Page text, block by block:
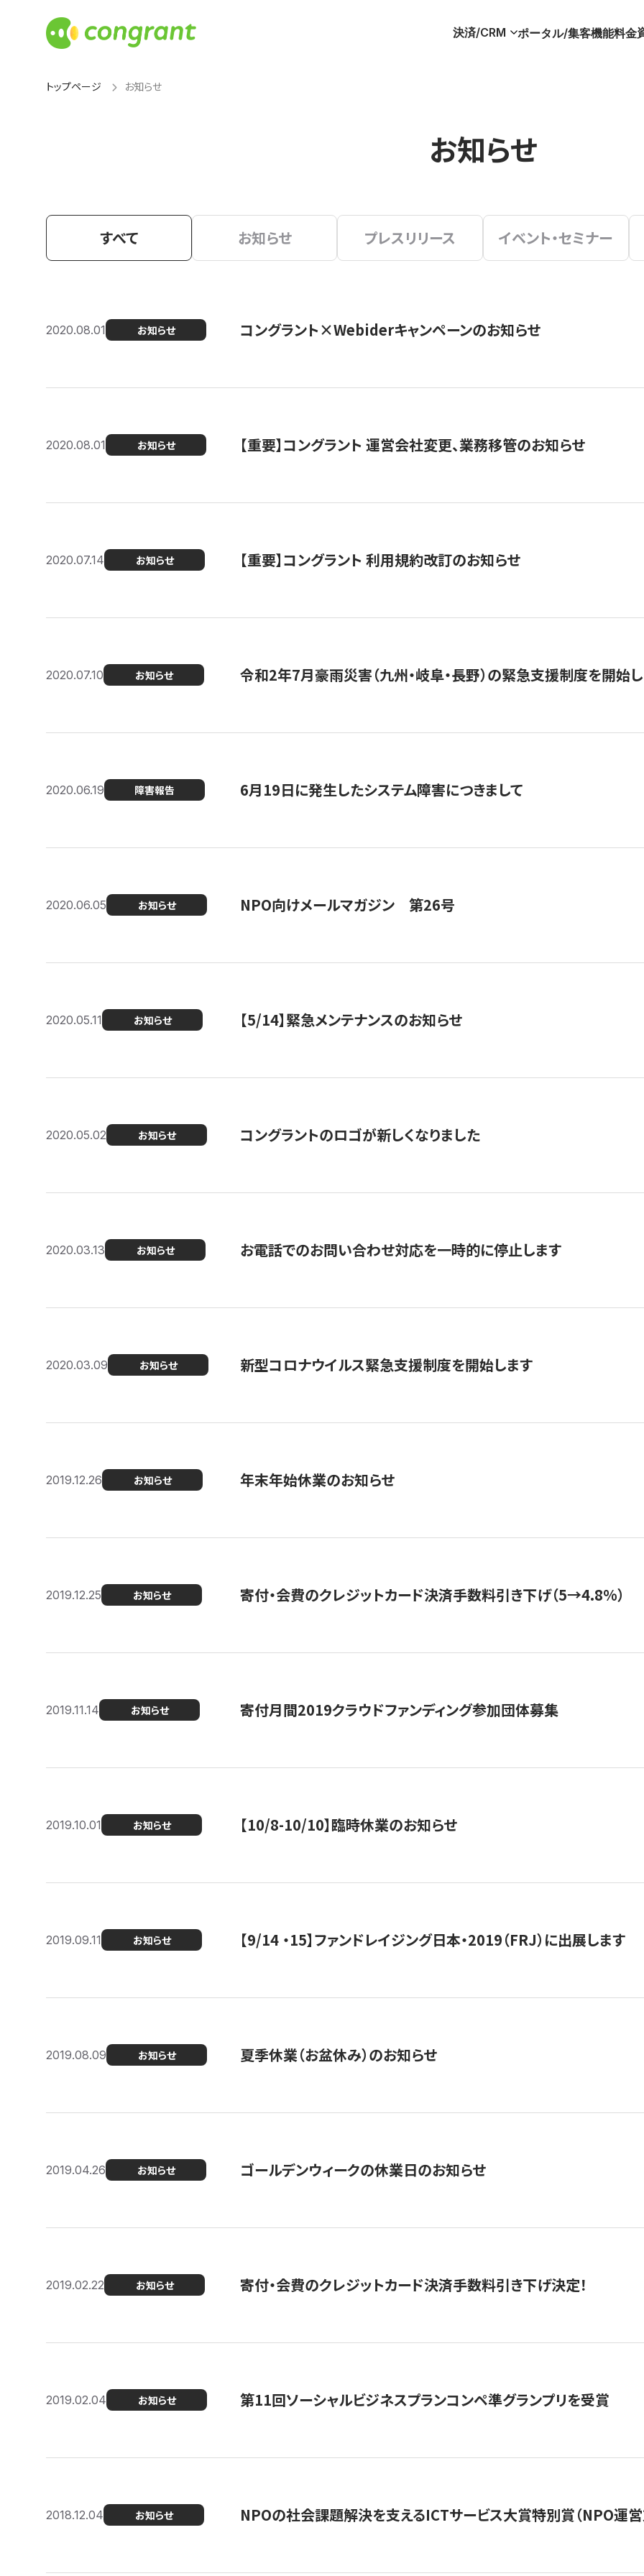
決済/CRM ポータル/集客機能料金
トップページ お知らせ
お知らせ
すべて お知らせ プレスリリース イベント・セミナー
2020.08.01 お知らせ コングラント×Webiderキャンペーンのお知らせ
2020.08.01 お知らせ 【重要】コングラント 運営会社変更、業務移管のお知らせ
2020.07.14 お知らせ 【重要】コングラント 利用規約改訂のお知らせ
2020.07.10 お知らせ 令和2年7月豪雨災害（九州・岐阜・長野）の緊急支援制度を開始
2020.06.19 障害報告 6月19日に発生したシステム障害につきまして
2020.06.05 お知らせ NPO向けメールマガジン 第26号
2020.05.11 お知らせ 【5/14】緊急メンテナンスのお知らせ
2020.05.02 お知らせ コングラントのロゴが新しくなりました
2020.03.13 お知らせ お電話でのお問い合わせ対応を一時的に停止します
2020.03.09 お知らせ 新型コロナウイルス緊急支援制度を開始します
2019.12.26 お知らせ 年末年始休業のお知らせ
2019.12.25 お知らせ 寄付・会費のクレジットカード決済手数料引き下げ（5→4.8%）
2019.11.14 お知らせ 寄付月間2019クラウドファンディング参加団体募集
2019.10.01 お知らせ 【10/8-10/10】臨時休業のお知らせ
2019.09.11 お知らせ 【9/14 ・15】ファンドレイジング日本・2019（FRJ）に出展します
2019.08.09 お知らせ 夏季休業（お盆休み）のお知らせ
2019.04.26 お知らせ ゴールデンウィークの休業日のお知らせ
2019.02.22 お知らせ 寄付・会費のクレジットカード決済手数料引き下げ決定！
2019.02.04 お知らせ 第11回ソーシャルビジネスプランコンペ準グランプリを受賞
2018.12.04 お知らせ NPOの社会課題解決を支えるICTサービス大賞特別賞（NPO運